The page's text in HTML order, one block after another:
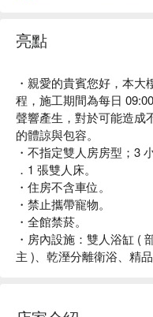
亮點
・親愛的貴賓您好，本
程，施工期間為每日
聲響產生，對於可能造成
的體諒與包容。
・不指定雙人房房型；3 小
．1 張雙人床。
・住房不含車位。
・禁止攜帶寵物。
・全館禁菸。
・房內設施：雙人浴缸 (
主 )、乾溼分離衛浴、精品